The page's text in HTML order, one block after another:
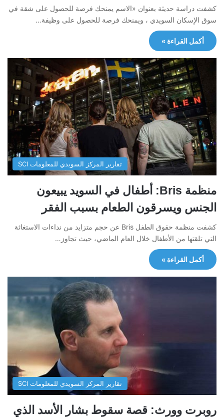
كشفت دراسة حديثة بعنوان «الاسم يمنحك فرصة للحصول على شقة في
سوق الإسكان السويدي ، ويمنحك فرصة للحصول على وظيفة…
أكمل القراءة »
تقارير المركز السويدي للمعلومات SCI
منظمة Bris: أطفال في السويد يبيعون
الجنس ويسرقون الطعام بسبب الفقر
كشفت منظمة حقوق الطفل Bris عن حجم متزايد من نداءات الاستغاثة
التي تلقتها من الأطفال خلال العام الماضي، حيث تجاوز…
أكمل القراءة »
تقارير المركز السويدي للمعلومات SCI
روبرت وورث: قصة سقوط بشار الأسد الذي